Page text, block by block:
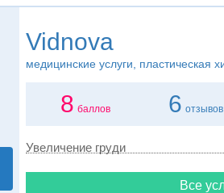
Vidnova
медицинские услуги, пластическая
8 баллов 6 отзывов
Увеличение груди
Все